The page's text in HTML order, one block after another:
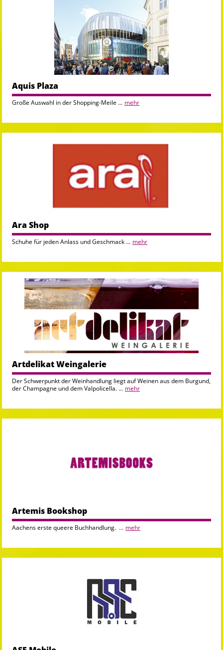
Aquis Plaza
Große Auswahl in der Shopping-Meile ... mehr
Ara Shop
Schuhe für jeden Anlass und Geschmack ... mehr
Artdelikat Weingalerie
Der Schwerpunkt der Weinhandlung liegt auf Weinen aus dem Burgund,
der Champagne und dem Valpolicella. ... mehr
Artemis Bookshop
Aachens erste queere Buchhandlung. ... mehr